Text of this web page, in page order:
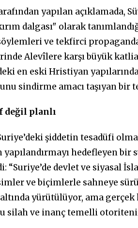
yapılan açıklamada,
dalgası" olarak
ve tekfirci
Alevîlere karşı büyük
en eski Hristiyan
sindirme amacı taşıyan
değil planlı
şiddetin tesadüfi
yapılandırmayı hedefleyen bir
“Suriye’de devlet ve siyasal
ve biçimlerle sahneye
yürütülüyor, ama
silah ve inanç temelli